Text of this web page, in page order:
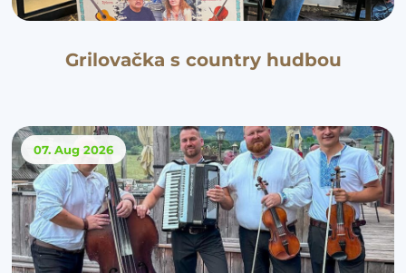
Grilovačka s country hudbou
07. Aug 2026